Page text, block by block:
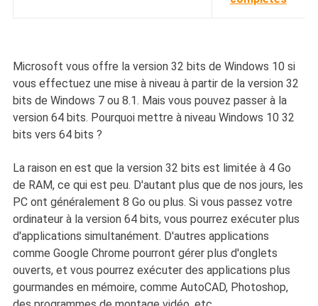
Microsoft vous offre la version 32 bits de Windows 10 si
vous effectuez une mise à niveau à partir de la version 32
bits de Windows 7 ou 8.1. Mais vous pouvez passer à la
version 64 bits. Pourquoi mettre à niveau Windows 10 32
bits vers 64 bits ?
La raison en est que la version 32 bits est limitée à 4 Go
de RAM, ce qui est peu. D'autant plus que de nos jours, les
PC ont généralement 8 Go ou plus. Si vous passez votre
ordinateur à la version 64 bits, vous pourrez exécuter plus
d'applications simultanément. D'autres applications
comme Google Chrome pourront gérer plus d'onglets
ouverts, et vous pourrez exécuter des applications plus
gourmandes en mémoire, comme AutoCAD, Photoshop,